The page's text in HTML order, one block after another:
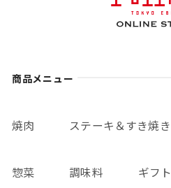
商品メニュー
焼肉 ステーキ＆すき焼き
惣菜 調味料 ギフト